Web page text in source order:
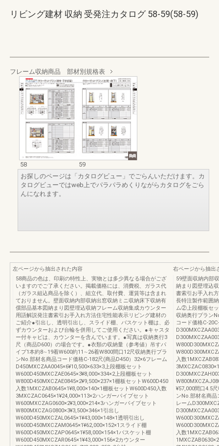
リビング建材 収納 受発注カタログ 58-59(58-59)
フレーム収納商品 部材別規格表
58
59
お探しのページは「カタログビュー」でごらんいただけます。カ
タログビューではweb上でパラパラめくりながらカタログをごら
んになれます。
左ページから抽出された内容
58商品の色は、印刷の特性上、実物とは多少異なる場合がござ
いますのでご了承ください。掲載価格には、消費税、ガラス代
（ガラス組込商品を除く）、組立代、取付費、運賃等は含まれ
ておりません。壁面収納内部収納出窓収納ミニ収納床下収納有
償部品基本図納まり図壁埋込収納フレーム収納集成カウンター
用語解説発注書索引お手入れ方法住宅性能表示リビング建材の
ご紹介●引出し、透明引出し、スライド棚、バスケット棚は、必
ずカウンターおよび台輪を併用してご使用ください。●キャスタ
ー付キャビは、カウンターを含んでいます。●写真は収納奥行3
尺（商品D600）の場合です。●衣類の収納量（参考値）吊すパ
イプ1本約8∼19着W600約11∼26着W800間口12尺収納奥行プラ
ンNo.部材名商品コード価格C-182尺(商品D450）32×6フレーム
D450MXCZAA0045×6¥10,500×633×3上段棚板セット
W600D450MXCZAE0645×3¥8,000×334×2上段棚板セット
W800D450MXCZAE0845×2¥9,500×237×1棚板セットW600D450
入数1MXCZAB0645×1¥8,000×140×1棚板セットW600D450入数
3MXCZAC0645×1¥24,000×113×2ハンガーパイプセット
W600MXCZAG0600×2¥3,000×214×3ハンガーパイプセット
W800MXCZAG0800×3¥3,500×346×1引出し
W600D450MXCZAL0645×1¥43,000×148×1透明引出し
W600D450MXCZAM0645×1¥62,000×152×1スライド棚
W600D450MXCZAP0645×1¥58,000×154×1バスケット棚
W600D450MXCZAR0645×1¥43,000×156×2カウンター
右ページから抽出
59壁面収納内部
納まり図壁埋込
書索引お手入れ
長特注製作範囲
ム②上段棚板セ
収納奥行プラン
コード価格C-
入数
¥57,000間口4.5
ンNo.部材名商品
レーム
入数